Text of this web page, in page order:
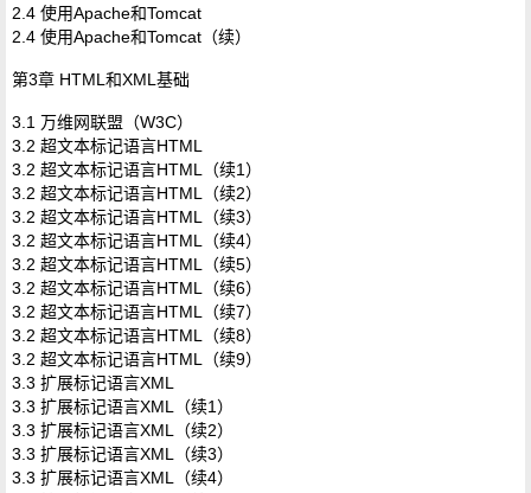
2.4 使用Apache和Tomcat
2.4 使用Apache和Tomcat（续）
第3章 HTML和XML基础
3.1 万维网联盟（W3C）
3.2 超文本标记语言HTML
3.2 超文本标记语言HTML（续1）
3.2 超文本标记语言HTML（续2）
3.2 超文本标记语言HTML（续3）
3.2 超文本标记语言HTML（续4）
3.2 超文本标记语言HTML（续5）
3.2 超文本标记语言HTML（续6）
3.2 超文本标记语言HTML（续7）
3.2 超文本标记语言HTML（续8）
3.2 超文本标记语言HTML（续9）
3.3 扩展标记语言XML
3.3 扩展标记语言XML（续1）
3.3 扩展标记语言XML（续2）
3.3 扩展标记语言XML（续3）
3.3 扩展标记语言XML（续4）